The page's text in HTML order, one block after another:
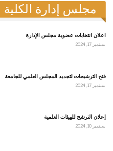
مجلس إدارة الكلية
اعلان انتخابات عضوية مجلس الإدارة
سبتمبر 17, 2024
فتح الترشيحات لتجديد المجلس العلمي للجامعة
سبتمبر 17, 2024
إعلان الترشح للهيئات العلمية
سبتمبر 10, 2024